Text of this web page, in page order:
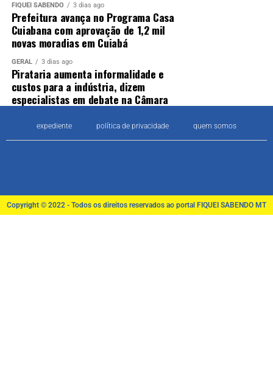
FIQUEI SABENDO 3 dias ago
Prefeitura avança no Programa Casa
Cuiabana com aprovação de 1,2 mil
novas moradias em Cuiabá
GERAL 3 dias ago
Pirataria aumenta informalidade e
custos para a indústria, dizem
especialistas em debate na Câmara
expediente política de privacidade quem somos
Copyright © 2022 - Todos os direitos reservados ao portal FIQUEI SABENDO MT